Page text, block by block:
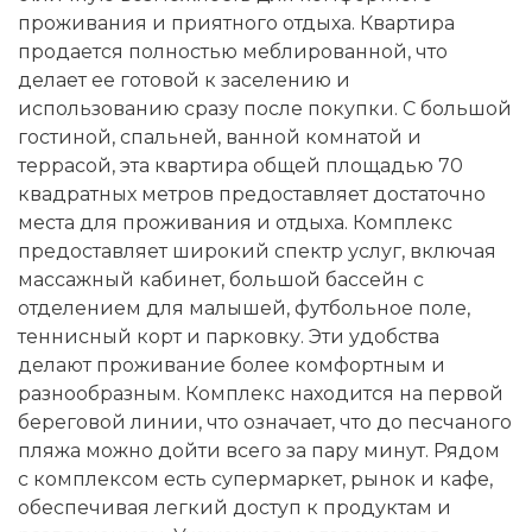
проживания и приятного отдыха. Квартира
продается полностью меблированной, что
делает ее готовой к заселению и
использованию сразу после покупки. С большой
гостиной, спальней, ванной комнатой и
террасой, эта квартира общей площадью 70
квадратных метров предоставляет достаточно
места для проживания и отдыха. Комплекс
предоставляет широкий спектр услуг, включая
массажный кабинет, большой бассейн с
отделением для малышей, футбольное поле,
теннисный корт и парковку. Эти удобства
делают проживание более комфортным и
разнообразным. Комплекс находится на первой
береговой линии, что означает, что до песчаного
пляжа можно дойти всего за пару минут. Рядом
с комплексом есть супермаркет, рынок и кафе,
обеспечивая легкий доступ к продуктам и